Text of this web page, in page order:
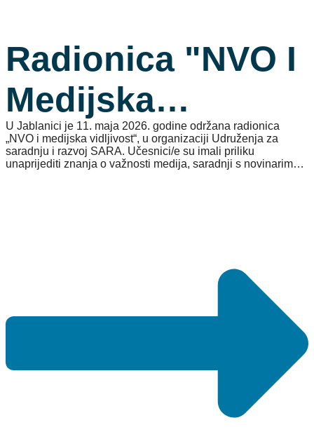
Radionica "NVO I
Medijska
Vidljivost“ U
Jablanici
U Jablanici je 11. maja 2026. godine održana radionica
„NVO i medijska vidljivost“, u organizaciji Udruženja za
saradnju i razvoj SARA. Učesnici/e su imali priliku
unaprijediti znanja o važnosti medija, saradnji s novinarima i